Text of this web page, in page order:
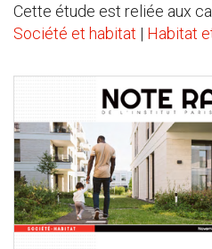
Cette étude est reliée aux
Société et habitat | Habitat